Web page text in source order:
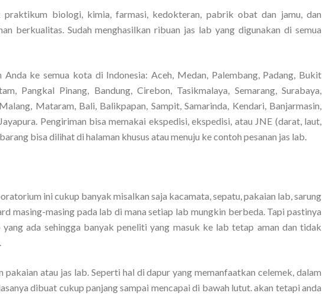
biologi, kimia, farmasi, kedokteran, pabrik obat dan jamu, dan
berkualitas. Sudah menghasilkan ribuan jas lab yang digunakan di semua
ke semua kota di Indonesia: Aceh, Medan, Palembang, Padang, Bukit
Pangkal Pinang, Bandung, Cirebon, Tasikmalaya, Semarang, Surabaya,
Mataram, Bali, Balikpapan, Sampit, Samarinda, Kendari, Banjarmasin,
Pengiriman bisa memakai ekspedisi, ekspedisi, atau JNE (darat, laut,
bisa dilihat di halaman khusus atau menuju ke contoh pesanan jas lab.
ini cukup banyak misalkan saja kacamata, sepatu, pakaian lab, sarung
masing-masing pada lab di mana setiap lab mungkin berbeda. Tapi pastinya
ada sehingga banyak peneliti yang masuk ke lab tetap aman dan tidak
atau jas lab. Seperti hal di dapur yang memanfaatkan celemek, dalam
dibuat cukup panjang sampai mencapai di bawah lutut. akan tetapi anda